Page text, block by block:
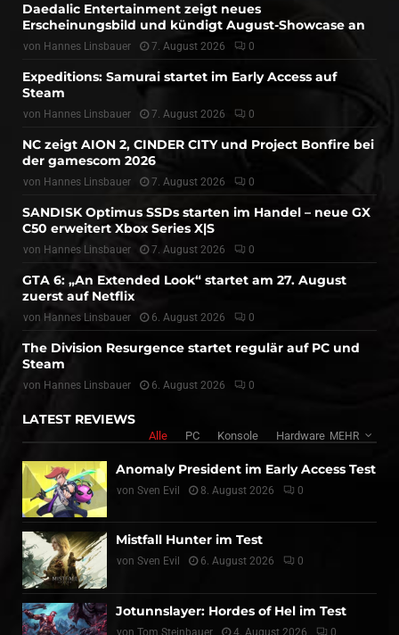
Daedalic Entertainment zeigt neues
Erscheinungsbild und kündigt August-Showcase an
von Hannes Linsbauer 7. August 2026 0
Expeditions: Samurai startet im Early Access auf
Steam
von Hannes Linsbauer 7. August 2026 0
NC zeigt AION 2, CINDER CITY und Project Bonfire bei
der gamescom 2026
von Hannes Linsbauer 7. August 2026 0
SANDISK Optimus SSDs starten im Handel – neue GX
C50 erweitert Xbox Series X|S
von Hannes Linsbauer 7. August 2026 0
GTA 6: „An Extended Look“ startet am 27. August
zuerst auf Netflix
von Hannes Linsbauer 6. August 2026 0
The Division Resurgence startet regulär auf PC und
Steam
von Hannes Linsbauer 6. August 2026 0
LATEST REVIEWS
Alle PC Konsole Hardware MEHR
Anomaly President im Early Access Test
von Sven Evil 8. August 2026 0
Mistfall Hunter im Test
von Sven Evil 6. August 2026 0
Jotunnslayer: Hordes of Hel im Test
von Tom Steinbauer 4. August 2026 0